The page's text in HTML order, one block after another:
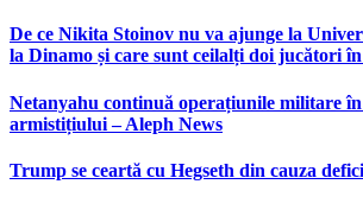
De ce Nikita Stoinov nu va ajunge la
la Dinamo și care sunt ceilalți doi jucători în
Netanyahu continuă operațiunile militare
armistițiului – Aleph News
Trump se ceartă cu Hegseth din cauza